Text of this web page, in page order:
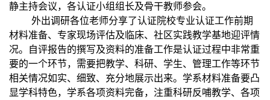
静主持会议，各认证小组组长及骨干教师参会。
外出调研各位老师分享了认证院校专业认证工作前期
材料准备、专家现场评估及临床、社区实践教学基地迎评情
况。自评报告的撰写及资料的准备工作是认证过程中非常重
要的一个环节，需要把教学、科研、学生、管理工作等环节
相关情况如实、细致、充分地展示出来。学系材料准备要凸
显学科特色，学系各项资料完备，注重科研反哺教学、各项